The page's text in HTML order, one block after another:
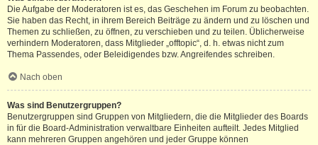
Die Aufgabe der Moderatoren ist es, das Geschehen im Forum zu beobachten.
Sie haben das Recht, in ihrem Bereich Beiträge zu ändern und zu löschen und
Themen zu schließen, zu öffnen, zu verschieben und zu teilen. Üblicherweise
verhindern Moderatoren, dass Mitglieder „offtopic“, d. h. etwas nicht zum
Thema Passendes, oder Beleidigendes bzw. Angreifendes schreiben.
Nach oben
Was sind Benutzergruppen?
Benutzergruppen sind Gruppen von Mitgliedern, die die Mitglieder des Boards
in für die Board-Administration verwaltbare Einheiten aufteilt. Jedes Mitglied
kann mehreren Gruppen angehören und jeder Gruppe können